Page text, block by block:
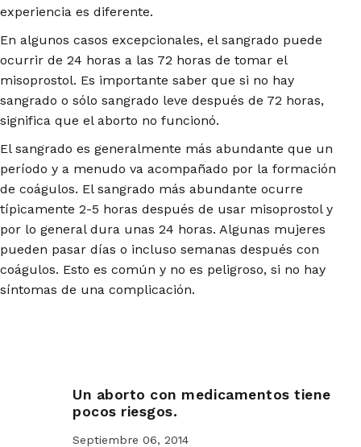
experiencia es diferente.
En algunos casos excepcionales, el sangrado puede
ocurrir de 24 horas a las 72 horas de tomar el
misoprostol. Es importante saber que si no hay
sangrado o sólo sangrado leve después de 72 horas,
significa que el aborto no funcionó.
El sangrado es generalmente más abundante que un
período y a menudo va acompañado por la formación
de coágulos. El sangrado más abundante ocurre
típicamente 2-5 horas después de usar misoprostol y
por lo general dura unas 24 horas. Algunas mujeres
pueden pasar días o incluso semanas después con
coágulos. Esto es común y no es peligroso, si no hay
síntomas de una complicación.
Un aborto con medicamentos tiene
pocos riesgos.
Septiembre 06, 2014